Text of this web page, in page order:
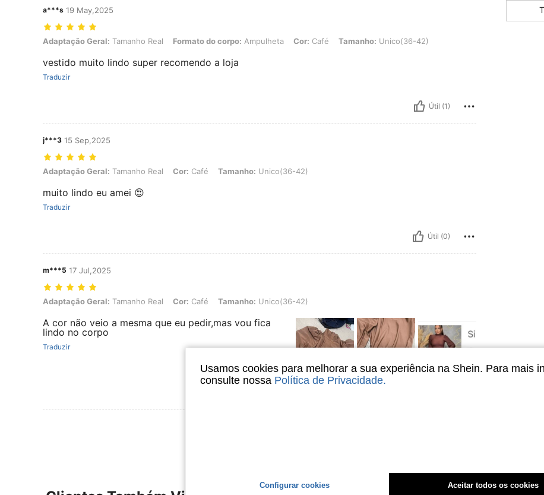
a***s 19 May,2025
Adaptação Geral: Tamanho Real, Formato do corpo: Ampulheta, Cor: Café, Tamanho: Unico(36-42)
Adaptação Geral: Tamanho Real Formato do corpo: Ampulheta Cor: Café Tamanho: Unico(36-42)
vestido muito lindo super recomendo a loja
Traduzir
Útil (1)
j***3 15 Sep,2025
Adaptação Geral: Tamanho Real, Cor: Café, Tamanho: Unico(36-42)
Adaptação Geral: Tamanho Real Cor: Café Tamanho: Unico(36-42)
muito lindo eu amei 😍
Traduzir
Útil (0)
m***5 17 Jul,2025
Adaptação Geral: Tamanho Real, Cor: Café, Tamanho: Unico(36-42)
Adaptação Geral: Tamanho Real Cor: Café Tamanho: Unico(36-42)
A cor não veio a mesma que eu pedir,mas vou fica
lindo no corpo
Traduzir
Usamos cookies para melhorar a sua experiência na Shein. Para mais
consulte nossa Política de Privacidade.
Configurar cookies Aceitar todos os cookies